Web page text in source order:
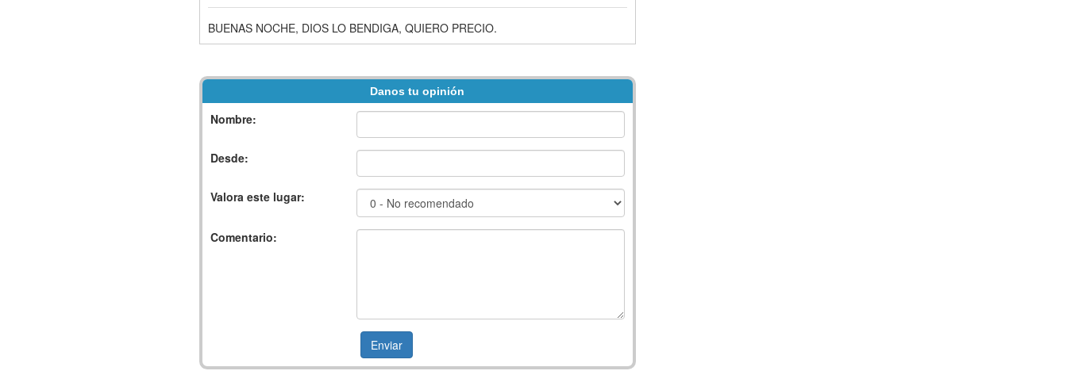
BUENAS NOCHE, DIOS LO BENDIGA, QUIERO PRECIO.
Danos tu opinión
Nombre:
Desde:
Valora este lugar:
Comentario: